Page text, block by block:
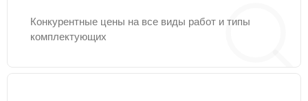
Конкурентные цены на все виды работ и типы
комплектующих